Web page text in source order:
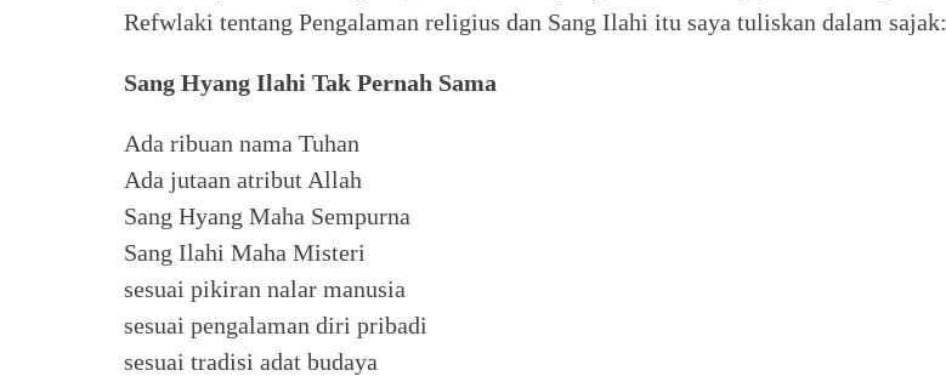
Refwlaki tentang Pengalaman religius dan Sang Ilahi itu saya tuliskan dalam sajak:
Sang Hyang Ilahi Tak Pernah Sama
Ada ribuan nama Tuhan
Ada jutaan atribut Allah
Sang Hyang Maha Sempurna
Sang Ilahi Maha Misteri
sesuai pikiran nalar manusia
sesuai pengalaman diri pribadi
sesuai tradisi adat budaya